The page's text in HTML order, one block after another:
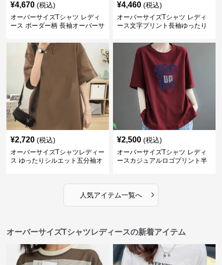
¥4,670 (税込)
オーバーサイズTシャツ レディ
ース ボーダー柄 長袖オーバーサ
¥4,460 (税込)
オーバーサイズTシャツ レディ
ース文字プリント長袖ゆったり
¥2,720 (税込)
オーバーサイズTシャツレディー
ス ゆったりシルエット五分袖オ
¥2,500 (税込)
オーバーサイズTシャツ レディ
ースカジュアルロゴプリント半
人気アイテム一覧へ ›
オーバーサイズTシャツレディースの新着アイテム